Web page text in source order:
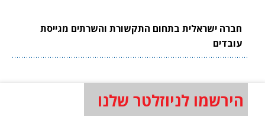
חברה ישראלית בתחום התקשורת והשרתים מגייסת
עובדים
הירשמו לניוזלטר שלנו